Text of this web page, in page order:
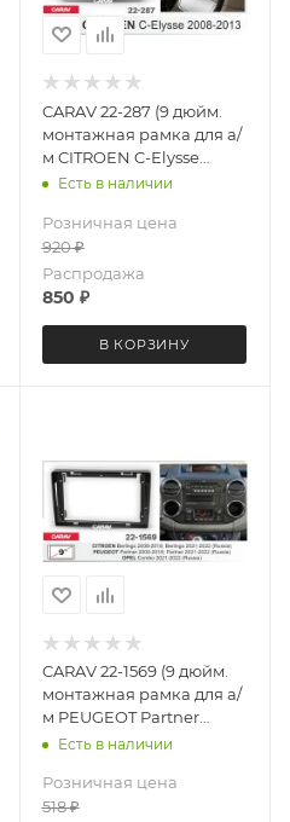
CARAV 22-287 (9 дюйм.
монтажная рамка для а/
м CITROEN C-Elysse
2008-13 (серебро)
Есть в наличии
Розничная цена
920₽
Распродажа
850 ₽
В КОРЗИНУ
CARAV 22-1569 (9 дюйм.
монтажная рамка для а/
м PEUGEOT Partner
2008-2018 2021-2022 (РФ)
2018 2021-2022 OPEL
Combo 2021-2022
Есть в наличии
Розничная цена
518₽